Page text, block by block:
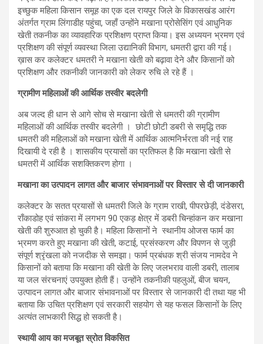
इच्छुक महिला किसान समूह का एक दल रायपुर जिले के विकासखंड आरंग
अंतर्गत ग्राम लिंगाडीह पहुंचा, जहाँ उन्होंने मखाना प्रोसेसिंग एवं आधुनिक
खेती तकनीक का व्यावहारिक प्रशिक्षण प्राप्त किया। इस अध्ययन भ्रमण एवं
प्रशिक्षण की संपूर्ण व्यवस्था जिला उद्यानिकी विभाग, धमतरी द्वारा की गई।
ख़ास कर कलेक्टर धमतरी ने मखाना खेती को बढ़ावा देने और किसानों को
प्रशिक्षण और तकनीकी जानकारी को लेकर रुचि ले रहे हैं ।
ग्रामीण महिलाओं की आर्थिक तस्वीर बदलेगी
अब जल्द ही धान से आगे सोच से मखाना खेती से धमतरी की ग्रामीण
महिलाओं की आर्थिक तस्वीर बदलेगी । छोटी छोटी डबरी से समृद्धि तक
धमतरी की महिलाओं को मखाना खेती में आर्थिक आत्मनिर्भरता की नई राह
दिखायी दे रही है । शासकीय प्रयासों का प्रतिफल है कि मखाना खेती से
धमतरी में आर्थिक सशक्तिकरण होगा ।
मखाना का उत्पादन लागत और बाजार संभावनाओं पर विस्तार से दी जानकारी
कलेक्टर के सतत प्रयासों से धमतरी जिले के ग्राम राखी, पीपरछेड़ी, दंडेसरा,
राँकाडोह एवं सांकरा में लगभग 90 एकड़ क्षेत्र में डबरी चिन्हांकन कर मखाना
खेती की शुरुआत हो चुकी है। महिला किसानों ने स्थानीय ओजस फार्म का
भ्रमण करते हुए मखाना की खेती, कटाई, प्रसंस्करण और विपणन से जुड़ी
संपूर्ण श्रृंखला को नजदीक से समझा। फार्म प्रबंधक श्री संजय नामदेव ने
किसानों को बताया कि मखाना की खेती के लिए जलभराव वाली डबरी, तालाब
या जल संरचनाएं उपयुक्त होती हैं। उन्होंने तकनीकी पहलुओं, बीज चयन,
उत्पादन लागत और बाजार संभावनाओं पर विस्तार से जानकारी दी तथा यह भी
बताया कि उचित प्रशिक्षण एवं सरकारी सहयोग से यह फसल किसानों के लिए
अत्यंत लाभकारी सिद्ध हो सकती है।
स्थायी आय का मजबूत स्रोत विकसित